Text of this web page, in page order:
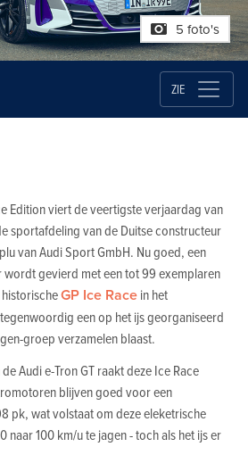
5 foto's
ZIE
Edition viert de veertigste verjaardag van
sportafdeling van de Duitse constructeur
van Audi Sport GmbH. Nu goed, een
wordt gevierd met een tot 99 exemplaren
GP Ice Racein het
een op het ijs georganiseerd
groep verzamelen blaast.
Audi e-Tron GT raakt deze Ice Race
blijven goed voor een
pk, wat volstaat om deze eleketrische
naar 100 km/u te jagen - toch als het ijs er